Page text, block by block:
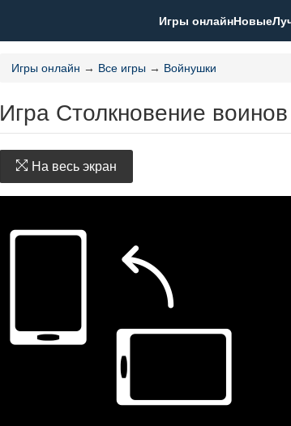
Игры онлайнНовые
Игры онлайн → Все игры → Войнушки
Игра Столкновение воинов
На весь экран